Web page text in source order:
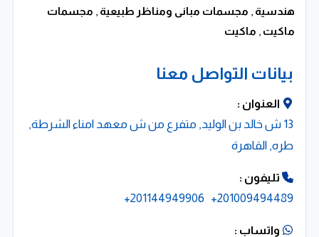
نماذج تفصيلية عالية الدقة
نقوم بإعداد مجسمات أولية بأحجام مصغرة أثناء مرحلة
هندسية , مجسمات مبانى ومناظر طبيعية , مجسمات
ماكيت , ماكيت
بيانات التواصل معنا
العنوان :
13 ش خالد بن الوليد, متفرع من ش معهد امناء الشرطة,
طره, القاهرة
تليفون :
201009494489+
201144949906+
واتساب :